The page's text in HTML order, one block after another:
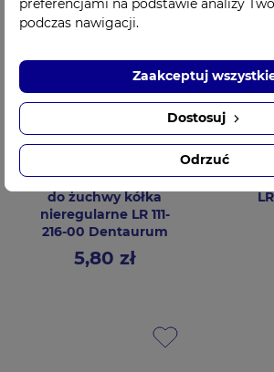
Retencja woskowa
do żuchwy kółka
nieregularne LR 111-
216-00 Dentaurum
5,80 zł
preferencjami na podstawie analizy
podczas nawigacji.
Odrzuć
Dostosuj
Zaakceptuj